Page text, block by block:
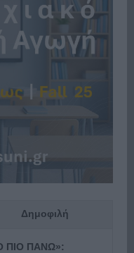
Δημοφιλή
ΠΙΟ ΠΑΝΩ»: